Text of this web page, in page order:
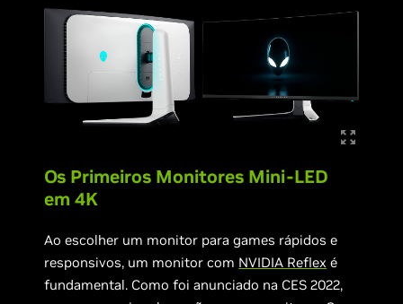
Os Primeiros Monitores Mini-LED
em 4K
Ao escolher um monitor para games rápidos e
responsivos, um monitor com NVIDIA Reflex é
fundamental. Como foi anunciado na CES 2022,